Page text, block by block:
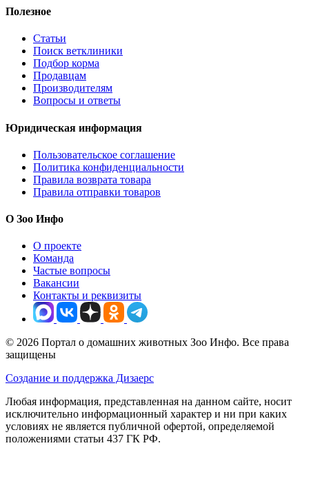
Полезное
Статьи
Поиск ветклиники
Подбор корма
Продавцам
Производителям
Вопросы и ответы
Юридическая информация
Пользовательское соглашение
Политика конфиденциальности
Правила возврата товара
Правила отправки товаров
О Зоо Инфо
О проекте
Команда
Частые вопросы
Вакансии
Контакты и реквизиты
© 2026 Портал о домашних животных Зоо Инфо. Все права
защищены
Создание и поддержка Дизаерс
Любая информация, представленная на данном сайте, носит
исключительно информационный характер и ни при каких
условиях не является публичной офертой, определяемой
положениями статьи 437 ГК РФ.